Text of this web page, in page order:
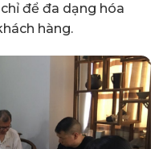
để đa dạng hóa
hàng.